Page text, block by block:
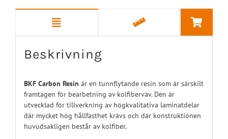
Beskrivning
BKF Carbon Resin är en tunnflytande resin som är särskilt
framtagen för bearbetning av kolfiberväv. Den är
utvecklad för tillverkning av högkvalitativa laminatdelar
där mycket hög hållfasthet krävs och där konstruktionen
huvudsakligen består av kolfiber.